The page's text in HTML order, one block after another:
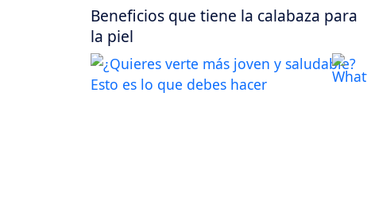
Beneficios que tiene la calabaza para
la piel